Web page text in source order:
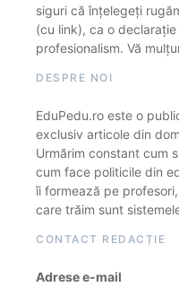
siguri că înțelegeți
(cu link), ca o
profesionalism. Vă
DESPRE NOI
EduPedu.ro este o
exclusiv articole din
Urmărim constant cum
cum face politicile din
îi formează pe
care trăim sunt
CONTACT REDACȚIE
Adrese e-mail